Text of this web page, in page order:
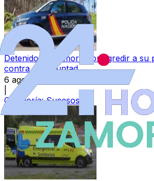
Detenido en Zamora por agredir a su
contra su voluntad
6 ago 2026
Categoría:Sucesos